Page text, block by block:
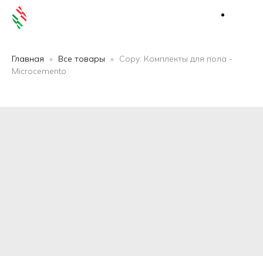
Главная Все товары
Copy: Комплекты для пола -
Microcemento